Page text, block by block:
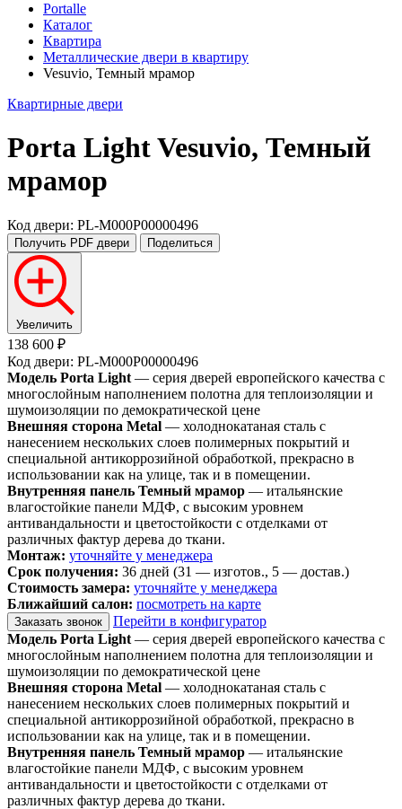
Portalle
Каталог
Квартира
Металлические двери в квартиру
Vesuvio, Темный мрамор
Квартирные двери
Porta LightVesuvio, Темный
мрамор
Код двери: PL-M000P00000496
Получить PDF двери Поделиться
Увеличить
138 600 ₽
Код двери: PL-M000P00000496
Модель Porta Light — серия дверей европейского качества с
многослойным наполнением полотна для теплоизоляции и
шумоизоляции по демократической цене
Внешняя сторона Metal — холоднокатаная сталь с
нанесением нескольких слоев полимерных покрытий и
специальной антикоррозийной обработкой, прекрасно в
использовании как на улице, так и в помещении.
Внутренняя панель Темный мрамор — итальянские
влагостойкие панели МДФ, с высоким уровнем
антивандальности и цветостойкости с отделками от
различных фактур дерева до ткани.
Монтаж: уточняйте у менеджера
Срок получения: 36 дней (31 — изготов., 5 — достав.)
Стоимость замера: уточняйте у менеджера
Ближайший салон: посмотреть на карте
Заказать звонок
Перейти в конфигуратор
Модель Porta Light — серия дверей европейского качества с
многослойным наполнением полотна для теплоизоляции и
шумоизоляции по демократической цене
Внешняя сторона Metal — холоднокатаная сталь с
нанесением нескольких слоев полимерных покрытий и
специальной антикоррозийной обработкой, прекрасно в
использовании как на улице, так и в помещении.
Внутренняя панель Темный мрамор — итальянские
влагостойкие панели МДФ, с высоким уровнем
антивандальности и цветостойкости с отделками от
различных фактур дерева до ткани.